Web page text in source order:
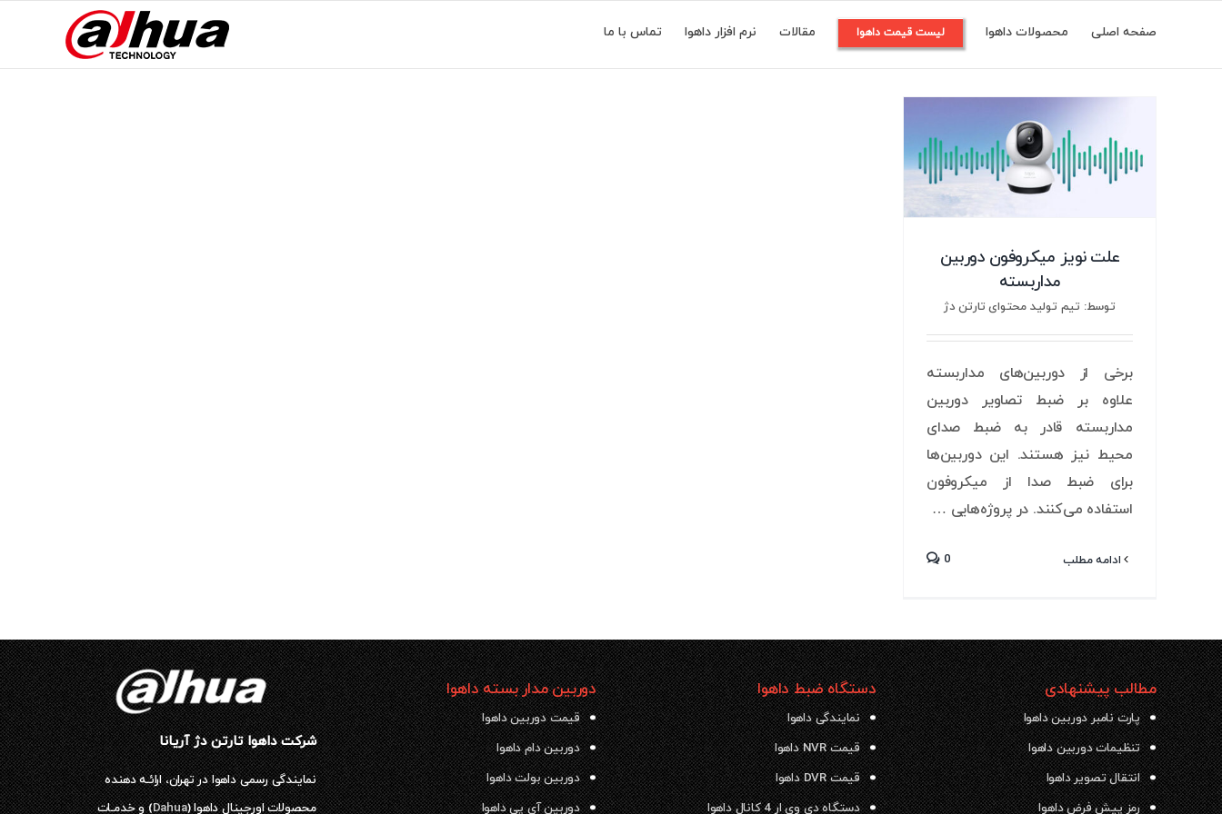
content
صفحه اصلی محصولات داهوا لیست قیمت داهوا مقالات نرم افزار داهوا تماس با ما
علت نویز میکروفون دوربین
مداربسته
توسط: تیم تولید محتوای تارتن دژ
برخی از دوربین‌های مداربسته
علاوه بر ضبط تصاویر دوربین
مداربسته قادر به ضبط صدای
محیط نیز هستند. این دوربین‌ها
برای ضبط صدا از میکروفون
استفاده می‌کنند. در پروژه‌هایی …
ادامه مطلب 0
مطالب پیشنهادی
پارت نامبر دوربین داهوا
تنظیمات دوربین داهوا
انتقال تصویر داهوا
رمز پیش فرض داهوا
دستگاه ضبط داهوا
نمایندگی داهوا
قیمت NVR داهوا
قیمت DVR داهوا
دستگاه دی وی ار 4 کانال داهوا
دوربین مدار بسته داهوا
قیمت دوربین داهوا
دوربین دام داهوا
دوربین بولت داهوا
دوربین آی پی داهوا
شرکت داهوا تارتن دژ آریانا
نمایندگی رسمی داهوا در تهران، ارائـه دهنده
محصولات اورجینال داهوا (Dahua) و خدمـات